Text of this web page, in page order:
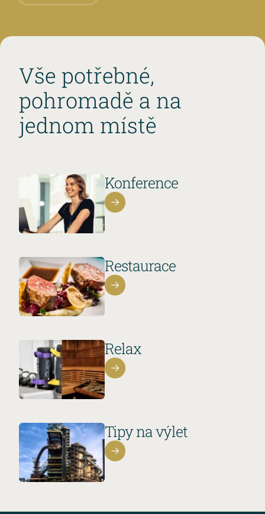
Vše potřebné,
pohromadě a na
jednom místě
Konference
Restaurace
Relax
Tipy na výlet